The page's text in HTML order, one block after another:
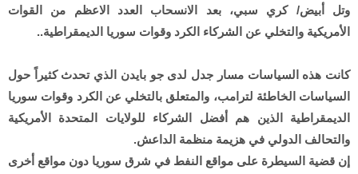
وتل أبيض/ كري سبي، بعد الانسحاب العدد الاعظم من القوات
الأمريكية والتخلي عن الشركاء الكرد وقوات سوريا الديمقراطية..
كانت هذه السياسات مسار جدل لدى جو بايدن الذي تحدث كثيراً حول
السياسات الخاطئة لترامب، والمتعلق بالتخلي عن الكرد وقوات سوريا
الديمقراطية الذين هم أفضل الشركاء للولايات المتحدة الأمريكية
والتحالف الدولي في هزيمة منظمة الداعش.
إن قضية السيطرة على مواقع النفط في شرق سوريا دون مواقع أخرى